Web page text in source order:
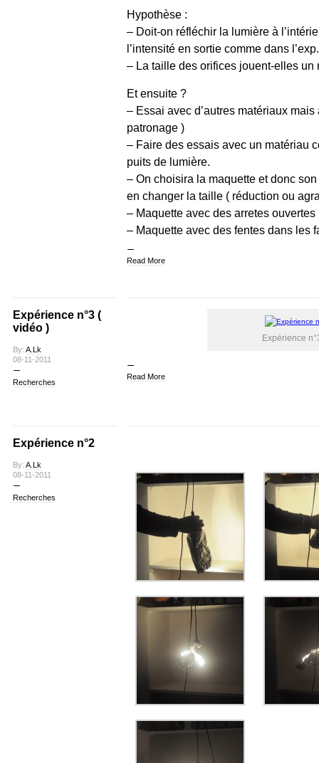
Hypothèse :
– Doit-on réfléchir la lumière à
l’intensité en sortie comme dans
– La taille des orifices jouent-elles un
Et ensuite ?
– Essai avec d’autres matériaux
patronage )
– Faire des essais avec un matériau
puits de lumière.
– On choisira la maquette et donc
en changer la taille ( réduction ou
– Maquette avec des arretes
– Maquette avec des fentes dans les
Read More
Expérience n°3 (
vidéo )
By: A.Lk
08-11-2011
Recherches
Expérience
Read More
Expérience n°2
By: A.Lk
08-11-2011
Recherches